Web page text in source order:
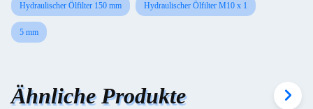
Hydraulischer Ölfilter 150 mm Hydraulischer Ölfilter M10 x 1
5 mm
Ähnliche Produkte